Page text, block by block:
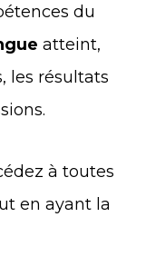
du
atteint,
les résultats
à toutes
en ayant la